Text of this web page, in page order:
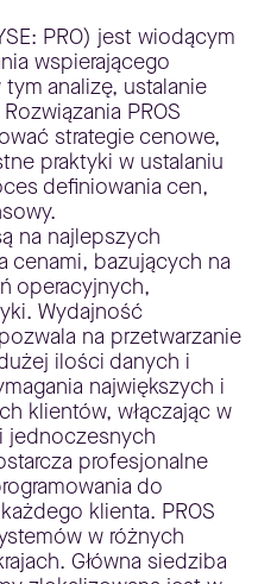
PRO) jest wiodącym
wspierającego
analizę, ustalanie
PROS
strategie cenowe,
praktyki w ustalaniu
definiowania cen,
na najlepszych
cenami, bazujących na
operacyjnych,
Wydajność
na przetwarzanie
ilości danych i
największych i
klientów, włączając w
jednoczesnych
profesjonalne
do
klienta. PROS
w różnych
Główna siedziba